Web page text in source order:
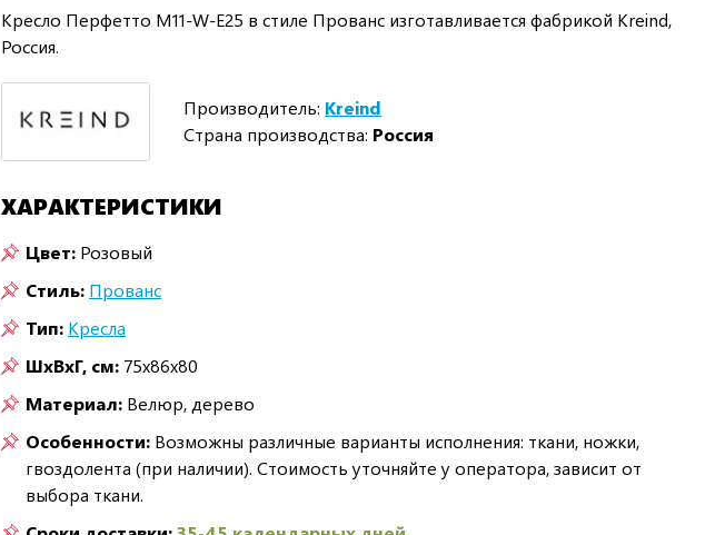
Кресло Перфетто M11-W-E25 в стиле Прованс изготавливается фабрикой Kreind,
Россия.
Производитель: Kreind
Страна производства: Россия
ХАРАКТЕРИСТИКИ
Цвет: Розовый
Стиль: Прованс
Тип: Кресла
ШxВxГ, см: 75x86x80
Материал: Велюр, дерево
Особенности: Возможны различные варианты исполнения: ткани, ножки,
гвоздолента (при наличии). Стоимость уточняйте у оператора, зависит от
выбора ткани.